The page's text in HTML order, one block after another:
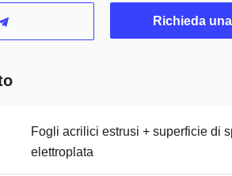
Richieda
Fogli acrilici estrusi + superficie di
elettroplata